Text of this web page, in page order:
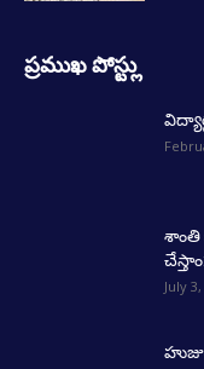
ప్రముఖ పోస్ట్లు
శాంతి
July